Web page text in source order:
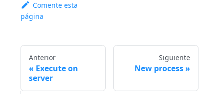
Comente esta
página
Anterior
Execute on
server
Siguiente
New process